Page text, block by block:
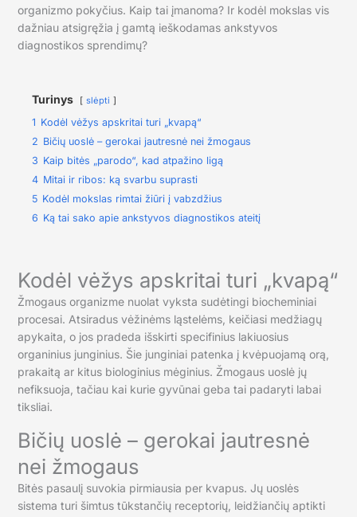
organizmo pokyčius. Kaip tai įmanoma? Ir kodėl mokslas vis
dažniau atsigręžia į gamtą ieškodamas ankstyvos
diagnostikos sprendimų?
Turinys slėpti
1 Kodėl vėžys apskritai turi „kvapą“
2 Bičių uoslė – gerokai jautresnė nei žmogaus
3 Kaip bitės „parodo“, kad atpažino ligą
4 Mitai ir ribos: ką svarbu suprasti
5 Kodėl mokslas rimtai žiūri į vabzdžius
6 Ką tai sako apie ankstyvos diagnostikos ateitį
Kodėl vėžys apskritai turi „kvapą“
Žmogaus organizme nuolat vyksta sudėtingi biocheminiai
procesai. Atsiradus vėžinėms ląstelėms, keičiasi medžiagų
apykaita, o jos pradeda išskirti specifinius lakiuosius
organinius junginius. Šie junginiai patenka į kvėpuojamą orą,
prakaitą ar kitus biologinius mėginius. Žmogaus uoslė jų
nefiksuoja, tačiau kai kurie gyvūnai geba tai padaryti labai
tiksliai.
Bičių uoslė – gerokai jautresnė
nei žmogaus
Bitės pasaulį suvokia pirmiausia per kvapus. Jų uoslės
sistema turi šimtus tūkstančių receptorių, leidžiančių aptikti